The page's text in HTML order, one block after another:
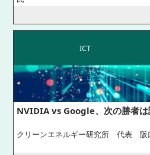
ICT
NVIDIA vs Google、次の勝者は
クリーンエネルギー研究所 代表